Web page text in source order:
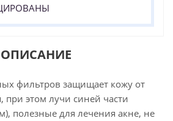
ОПИСАНИЕ
фильтров защищает кожу от
при этом лучи синей части
полезные для лечения акне, не